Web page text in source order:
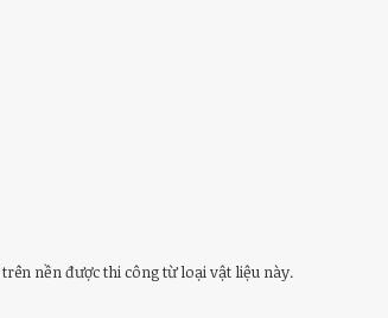
nền được thi công từ loại vật liệu này.